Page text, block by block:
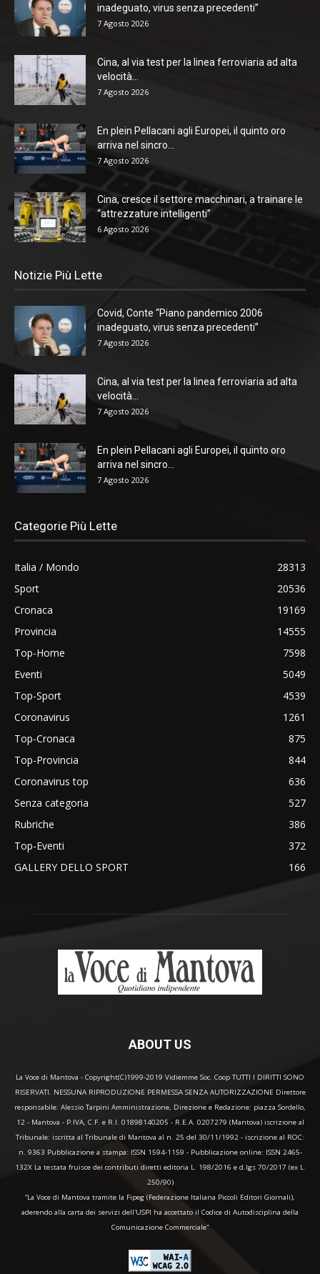
inadeguato, virus senza precedenti”
7 Agosto 2026
Cina, al via test per la linea ferroviaria ad alta
velocità...
7 Agosto 2026
En plein Pellacani agli Europei, il quinto oro
arriva nel sincro...
7 Agosto 2026
Cina, cresce il settore macchinari, a trainare le
“attrezzature intelligenti”
6 Agosto 2026
Notizie Più Lette
Covid, Conte “Piano pandemico 2006
inadeguato, virus senza precedenti”
7 Agosto 2026
Cina, al via test per la linea ferroviaria ad alta
velocità...
7 Agosto 2026
En plein Pellacani agli Europei, il quinto oro
arriva nel sincro...
7 Agosto 2026
Categorie Più Lette
Italia / Mondo
28313
Sport
20536
Cronaca
19169
Provincia
14555
Top-Home
7598
Eventi
5049
Top-Sport
4539
Coronavirus
1261
Top-Cronaca
875
Top-Provincia
844
Coronavirus top
636
Senza categoria
527
Rubriche
386
Top-Eventi
372
GALLERY DELLO SPORT
166
ABOUT US
La Voce di Mantova - Copyright(C)1999-2019 Vidiemme Soc. Coop TUTTI I DIRITTI SONO
RISERVATI. NESSUNA RIPRODUZIONE PERMESSA SENZA AUTORIZZAZIONE Direttore
responsabile: Alessio Tarpini Amministrazione, Direzione e Redazione: piazza Sordello,
12 - Mantova - P.IVA, C.F. e R.I. 01898140205 - R.E.A. 0207279 (Mantova) iscrizione al
Tribunale: iscritta al Tribunale di Mantova al n. 25 del 30/11/1992 - iscrizione al ROC:
n. 9363 Pubblicazione a stampa: ISSN 1594-1159 - Pubblicazione online: ISSN 2465-
132X La testata fruisce dei contributi diretti editoria L. 198/2016 e d.lgs 70/2017 (ex L.
250/90)
“La Voce di Mantova tramite la Fipeg (Federazione Italiana Piccoli Editori Giornali),
aderendo alla carta dei servizi dell'USPI ha accettato il Codice di Autodisciplina della
Comunicazione Commerciale"